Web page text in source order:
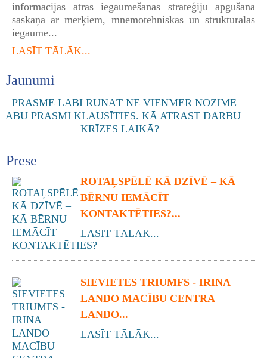
informācijas ātras iegaumēšanas stratēģiju apgūšana
saskaņā ar mērķiem, mnemotehniskās un strukturālas
iegaumē...
LASĪT TĀLĀK...
Jaunumi
Prese
ROTAĻSPĒLĒ KĀ DZĪVĒ – KĀ
BĒRNU IEMĀCĪT
KONTAKTĒTIES?...
LASĪT TĀLĀK...
SIEVIETES TRIUMFS - IRINA
LANDO MACĪBU CENTRA
LANDO...
LASĪT TĀLĀK...